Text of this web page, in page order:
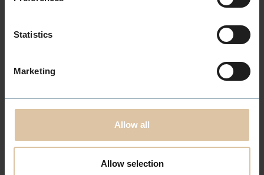
Statistics
Marketing
Allow all
Allow selection
PÅHÅRET Gruppen behandler personopplysninger som er
Det er ok for meg